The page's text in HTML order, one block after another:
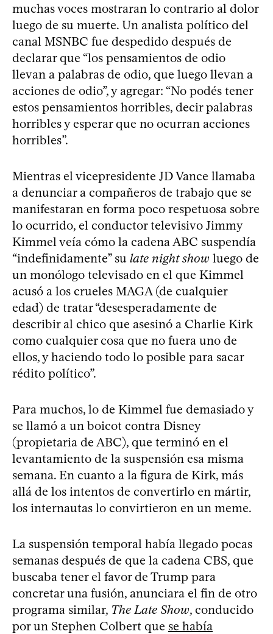
muchas voces mostraran lo contrario al dolor
luego de su muerte. Un analista político del
canal MSNBC fue despedido después de
declarar que “los pensamientos de odio
llevan a palabras de odio, que luego llevan a
acciones de odio”, y agregar: “No podés tener
estos pensamientos horribles, decir palabras
horribles y esperar que no ocurran acciones
horribles”.
Mientras el vicepresidente JD Vance llamaba
a denunciar a compañeros de trabajo que se
manifestaran en forma poco respetuosa sobre
lo ocurrido, el conductor televisivo Jimmy
Kimmel veía cómo la cadena ABC suspendía
“indefinidamente” su late night show luego de
un monólogo televisado en el que Kimmel
acusó a los crueles MAGA (de cualquier
edad) de tratar “desesperadamente de
describir al chico que asesinó a Charlie Kirk
como cualquier cosa que no fuera uno de
ellos, y haciendo todo lo posible para sacar
rédito político”.
Para muchos, lo de Kimmel fue demasiado y
se llamó a un boicot contra Disney
(propietaria de ABC), que terminó en el
levantamiento de la suspensión esa misma
semana. En cuanto a la figura de Kirk, más
allá de los intentos de convertirlo en mártir,
los internautas lo convirtieron en un meme.
La suspensión temporal había llegado pocas
semanas después de que la cadena CBS, que
buscaba tener el favor de Trump para
concretar una fusión, anunciara el fin de otro
programa similar, The Late Show, conducido
por un Stephen Colbert que se había